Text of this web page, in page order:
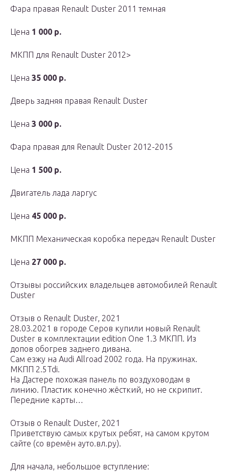
Фара правая Renault Duster 2011 темная
Цена 1 000 р.
МКПП для Renault Duster 2012>
Цена 35 000 р.
Дверь задняя правая Renault Duster
Цена 3 000 р.
Фара правая для Renault Duster 2012-2015
Цена 1 500 р.
Двигатель лада ларгус
Цена 45 000 р.
МКПП Механическая коробка передач Renault Duster
Цена 27 000 р.
Отзывы российских владельцев автомобилей Renault
Duster
Отзыв о Renault Duster, 2021
28.03.2021 в городе Серов купили новый Renault
Duster в комплектации edition One 1.3 МКПП. Из
допов обогрев заднего дивана.
Сам езжу на Audi Allroad 2002 года. На пружинах.
МКПП 2.5Tdi.
На Дастере похожая панель по воздуховодам в
линию. Пластик конечно жёсткий, но не скрипит.
Передние карты…
Отзыв о Renault Duster, 2021
Приветствую самых крутых ребят, на самом крутом
сайте (со времён ауто.вл.ру).
Для начала, небольшое вступление: